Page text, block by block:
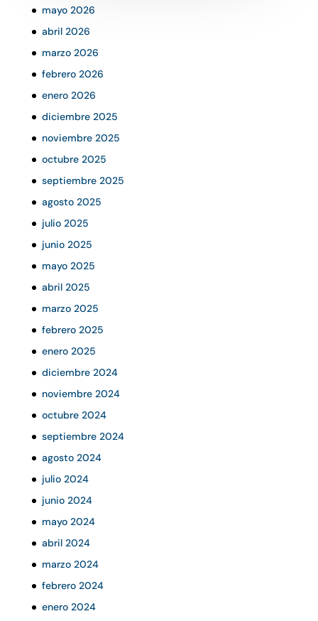
mayo 2026
abril 2026
marzo 2026
febrero 2026
enero 2026
diciembre 2025
noviembre 2025
octubre 2025
septiembre 2025
agosto 2025
julio 2025
junio 2025
mayo 2025
abril 2025
marzo 2025
febrero 2025
enero 2025
diciembre 2024
noviembre 2024
octubre 2024
septiembre 2024
agosto 2024
julio 2024
junio 2024
mayo 2024
abril 2024
marzo 2024
febrero 2024
enero 2024